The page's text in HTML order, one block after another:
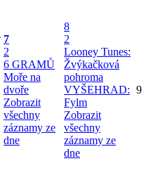
7
2
6 GRAMŮ
Moře na
dvoře
Zobrazit
všechny
záznamy ze
dne
8
2
Looney Tunes:
Žvýkačková
pohroma
VYŠEHRAD:
Fylm
Zobrazit
všechny
záznamy ze
dne
9